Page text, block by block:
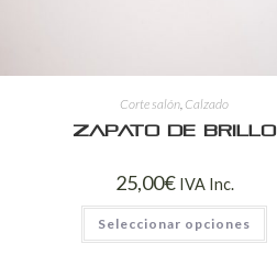
Corte salón Calzado
Zapato de brillo
25,00€ IVA Inc.
Seleccionar opciones